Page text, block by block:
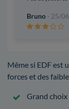
Bruno - 25/
Même si EDF est
forces et des
Grand